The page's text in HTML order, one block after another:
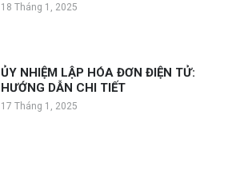
18 Tháng 1, 2025
ỦY NHIỆM LẬP HÓA ĐƠN ĐIỆN TỬ:
HƯỚNG DẪN CHI TIẾT
17 Tháng 1, 2025